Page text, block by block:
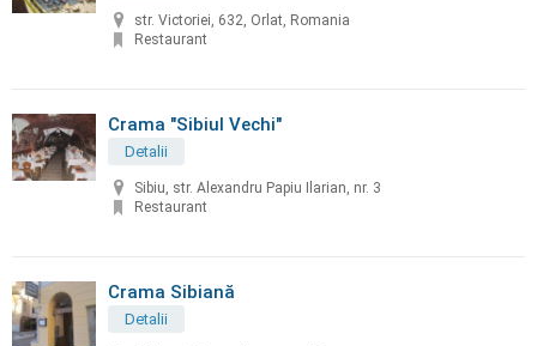
str. Victoriei, 632, Orlat, Romania
Restaurant
Crama "Sibiul Vechi"
Detalii
Sibiu, str. Alexandru Papiu Ilarian, nr. 3
Restaurant
Crama Sibiană
Detalii